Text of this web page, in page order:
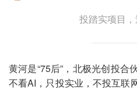
投踏实项目
黄河是“75后”，北极光创投合
不看AI，只投实业，不投互联